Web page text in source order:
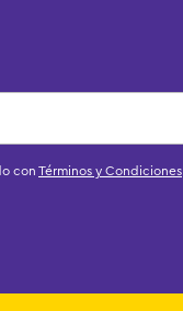
con Términos y Condiciones